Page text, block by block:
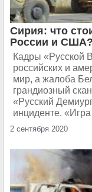
Сирия: что
России и США?
Кадры «Русской
российских и
мир, а жалоба
грандиозный
«Русский
инциденте.
2 сентября 2020